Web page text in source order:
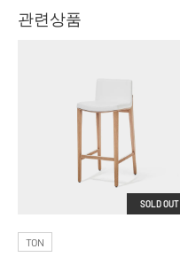
관련상품
SOLD OUT
TON